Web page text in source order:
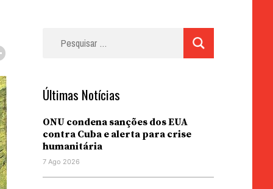
Últimas Notícias
ONU condena sanções dos EUA
contra Cuba e alerta para crise
humanitária
7 Ago 2026